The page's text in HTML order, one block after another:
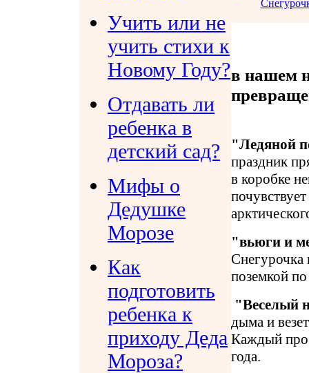
Учить или не
учить стихи к
Новому Году?
Отдавать ли
ребенка в
детский сад?
Мифы о
Дедушке
Морозе
Как
подготовить
ребенка к
приходу Деда
Мороза?
в нашем
"Ледяной
праздник
в коробке
"вьюги и
Снегурочка
поземкой по
"Веселый
дыма и
Каждый
года.